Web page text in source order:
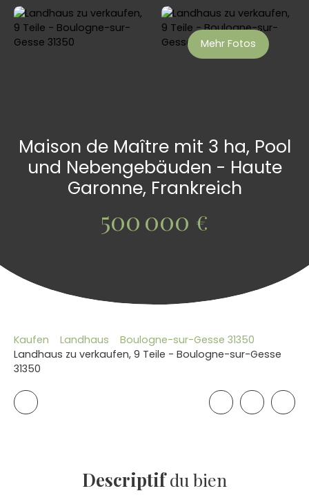
Mehr Fotos
Maison de Maître mit 3 ha, Pool
und Nebengebäuden - Haute
Garonne, Frankreich
500 000 €
Kaufen Landhaus
Boulogne-sur-Gesse 31350
Landhaus zu verkaufen, 9 Teile - Boulogne-sur-Gesse
31350
Descriptifdu bien